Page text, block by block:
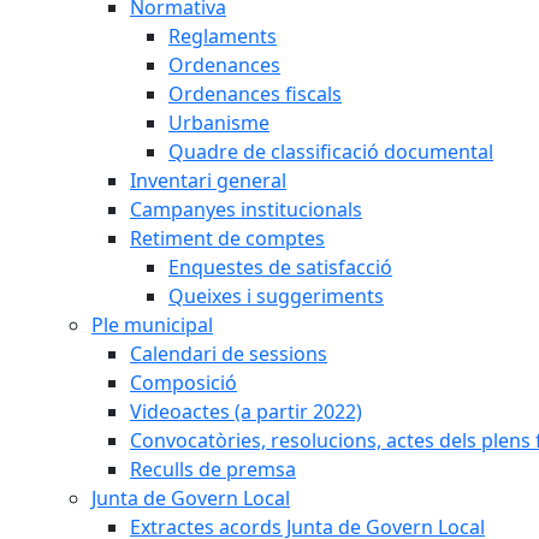
Normativa
Reglaments
Ordenances
Ordenances fiscals
Urbanisme
Quadre de classificació documental
Inventari general
Campanyes institucionals
Retiment de comptes
Enquestes de satisfacció
Queixes i suggeriments
Ple municipal
Calendari de sessions
Composició
Videoactes (a partir 2022)
Convocatòries, resolucions, actes dels plens
Reculls de premsa
Junta de Govern Local
Extractes acords Junta de Govern Local